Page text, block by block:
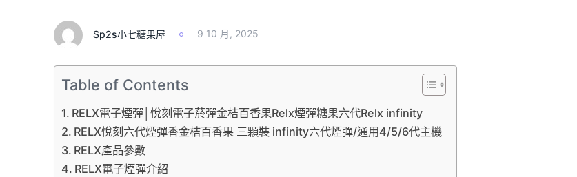
Sp2s小七糖果屋 9 10 月, 2025
Table of Contents
RELX電子煙彈│悅刻電子菸彈金桔百香果Relx煙彈糖果六代Relx infinity
RELX悅刻六代煙彈香金桔百香果 三顆裝 infinity六代煙彈/通用4/5/6代主機
RELX產品參數
RELX電子煙彈介紹